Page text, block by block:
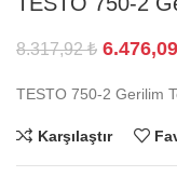
8.317,92₺ 6.476,09
TESTO 750-2 Gerilim
Karşılaştır